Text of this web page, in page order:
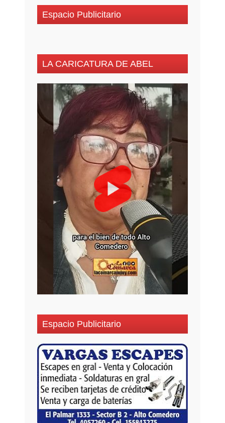
Espacio Publicitario
LA CARICATURA DE ABEL
Espacio Publicitario